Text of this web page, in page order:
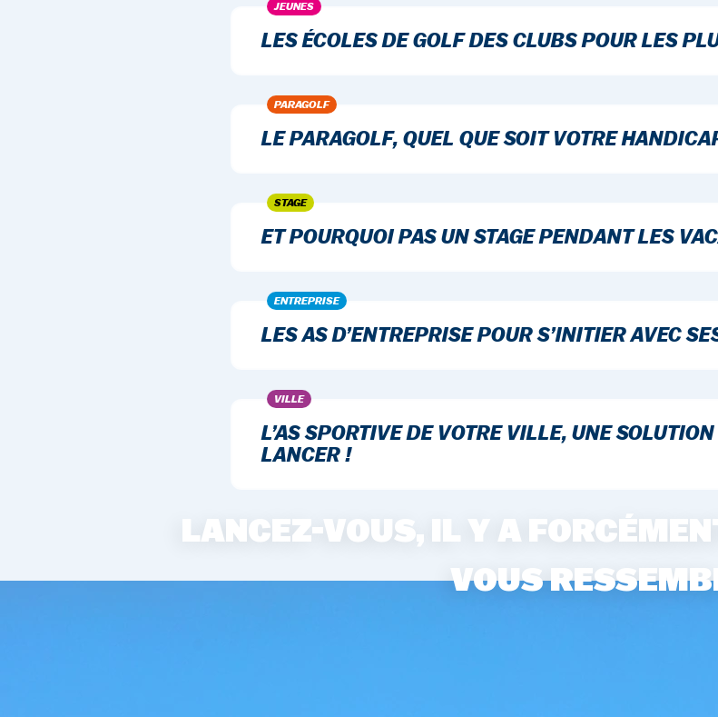
JEUNES
LES ÉCOLES DE GOLF DES CLUBS POUR LES
PARAGOLF
LE PARAGOLF, QUEL QUE SOIT VOTRE
STAGE
ET POURQUOI PAS UN STAGE PENDANT LES
ENTREPRISE
LES AS D’ENTREPRISE POUR S’INITIER AVEC
VILLE
L’AS SPORTIVE DE VOTRE VILLE, UNE
LANCER !
LANCEZ-VOUS, IL Y A
VOUS